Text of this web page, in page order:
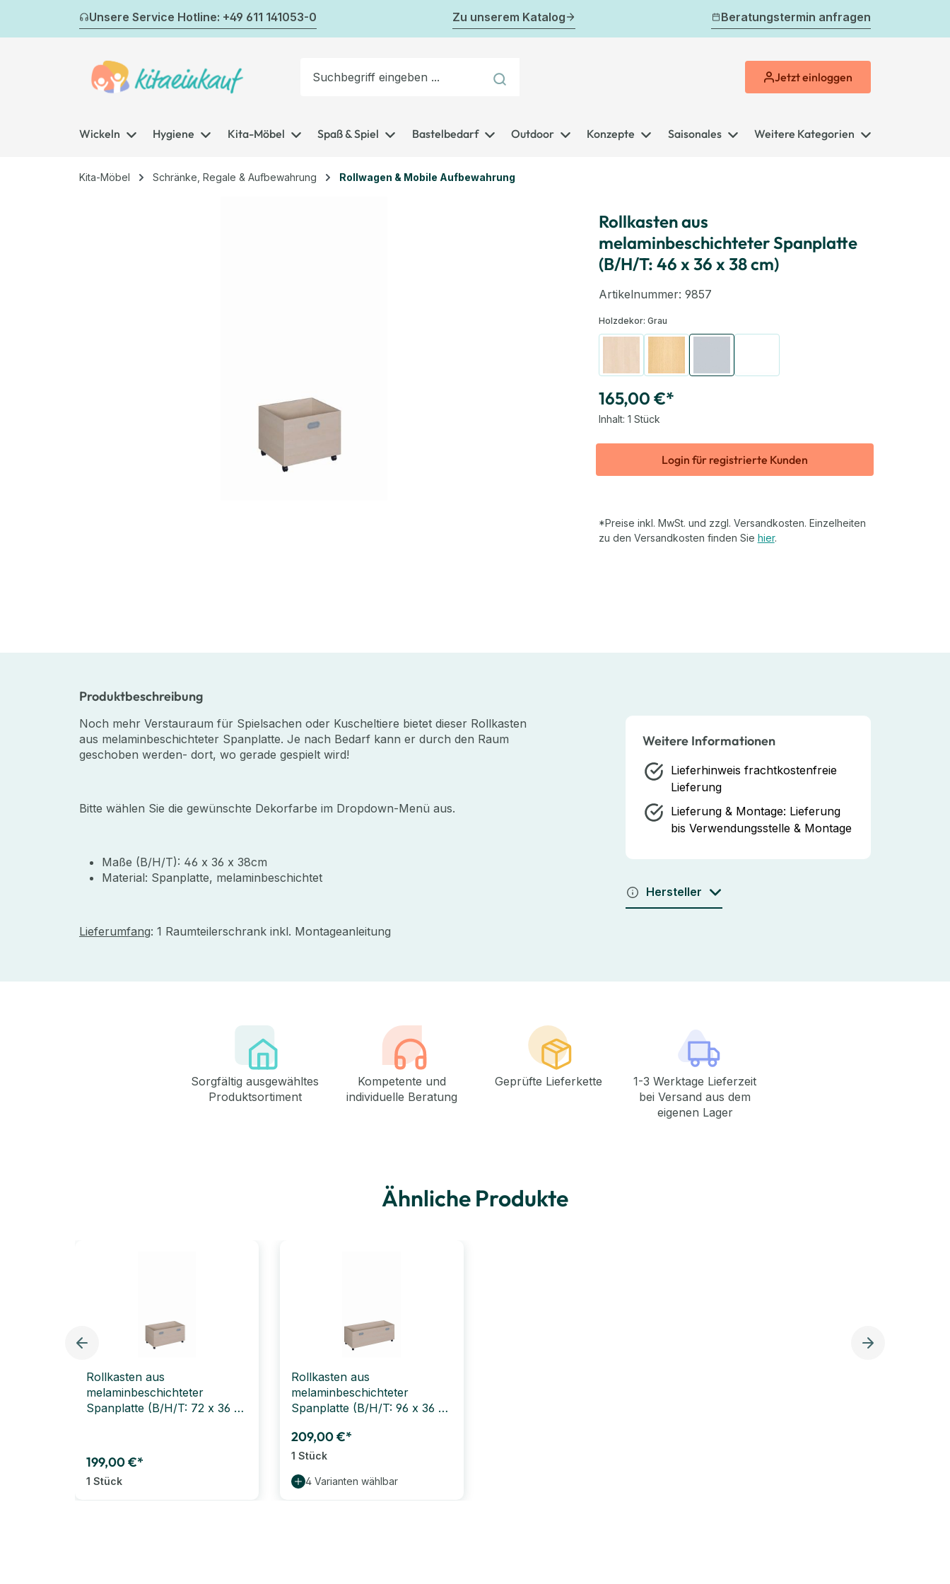
Hauptinhalt springen
Zur Suche springen
Zur Hauptnavigation springen
Unsere Service Hotline: +49 611 141053-0 Zu unserem Katalog Beratungstermin anfragen
Jetzteinloggen
Wickeln Hygiene Kita-Möbel Spaß & Spiel Bastelbedarf Outdoor Konzepte Saisonales Weitere Kategorien
Kita-Möbel Schränke, Regale & Aufbewahrung Rollwagen & Mobile Aufbewahrung
Rollkasten aus
melaminbeschichteter Spanplatte
(B/H/T: 46 x 36 x 38 cm)
Artikelnummer: 9857
Holzdekor: Grau
165,00 €*
Inhalt: 1 Stück
Login für registrierte Kunden
*Preise inkl. MwSt. und zzgl. Versandkosten. Einzelheiten
zu den Versandkosten finden Sie hier.
Produktbeschreibung
Noch mehr Verstauraum für Spielsachen oder Kuscheltiere bietet dieser Rollkasten
aus melaminbeschichteter Spanplatte. Je nach Bedarf kann er durch den Raum
geschoben werden- dort, wo gerade gespielt wird!
Bitte wählen Sie die gewünschte Dekorfarbe im Dropdown-Menü aus.
Maße (B/H/T): 46 x 36 x 38cm
Material: Spanplatte, melaminbeschichtet
Lieferumfang: 1 Raumteilerschrank inkl. Montageanleitung
Weitere Informationen
Lieferhinweis frachtkostenfreie
Lieferung
Lieferung & Montage: Lieferung
bis Verwendungsstelle & Montage
Hersteller
Sorgfältig ausgewähltes
Produktsortiment
Kompetente und
individuelle Beratung
Geprüfte Lieferkette
1-3 Werktage Lieferzeit
bei Versand aus dem
eigenen Lager
Ähnliche Produkte
Rollkasten aus
melaminbeschichteter
Spanplatte (B/H/T: 72 x 36 x
199,00 €*
1 Stück
Rollkasten aus
melaminbeschichteter
Spanplatte (B/H/T: 96 x 36 x
209,00 €*
1 Stück
4 Varianten wählbar